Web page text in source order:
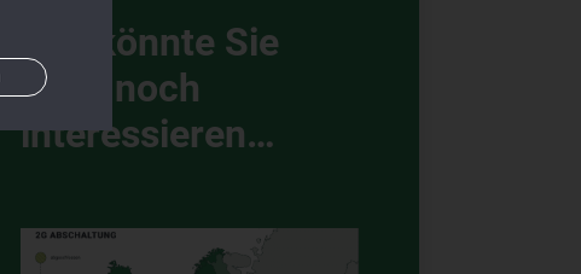
Das könnte Sie
auch noch
interessieren…